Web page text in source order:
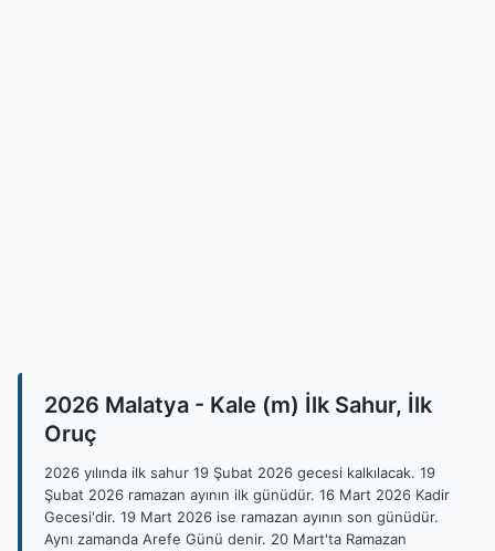
2026 Malatya - Kale (m) İlk Sahur, İlk
Oruç
2026 yılında ilk sahur 19 Şubat 2026 gecesi kalkılacak. 19
Şubat 2026 ramazan ayının ilk günüdür. 16 Mart 2026 Kadir
Gecesi'dir. 19 Mart 2026 ise ramazan ayının son günüdür.
Aynı zamanda Arefe Günü denir. 20 Mart'ta Ramazan